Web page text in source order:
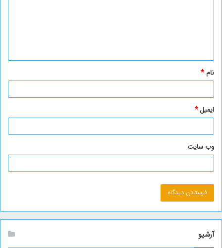
*
نام *
ایمیل*
وب‌ سایت
آرشیو